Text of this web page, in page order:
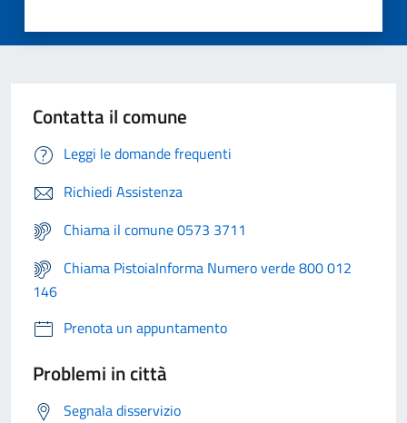
Contatta il comune
Leggi le domande frequenti
Richiedi Assistenza
Chiama il comune 0573 3711
Chiama PistoiaInforma Numero verde 800 012
146
Prenota un appuntamento
Problemi in città
Segnala disservizio